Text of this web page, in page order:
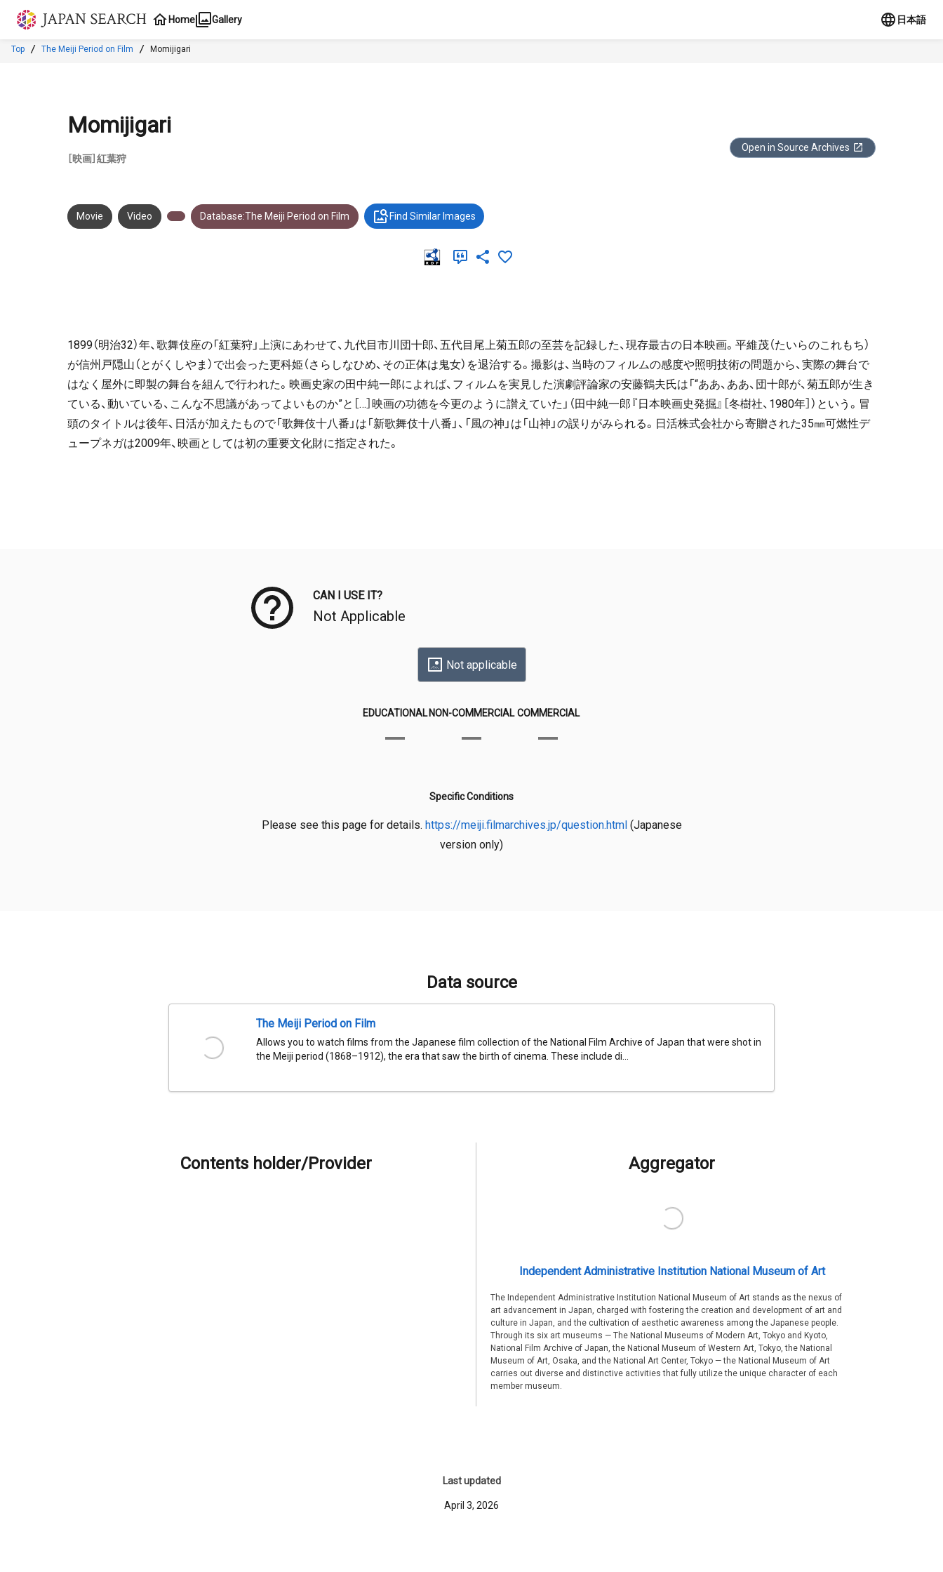
Jump to main content
Home Gallery 日本語
Top The Meiji Period on Film Momijigari
Momijigari
［映画］紅葉狩
Open in Source Archives
Movie Video Database:The Meiji Period on Film Find Similar Images
1899（明治32）年、歌舞伎座の「紅葉狩」上演にあわせて、九代目市川団十郎、五代目尾上菊五郎の至芸を記録した、現存最古の日本映画。平維茂（たいらのこれもち）
が信州戸隠山（とがくしやま）で出会った更科姫（さらしなひめ、その正体は鬼女）を退治する。撮影は、当時のフィルムの感度や照明技術の問題から、実際の舞台で
はなく屋外に即製の舞台を組んで行われた。映画史家の田中純一郎によれば、フィルムを実見した演劇評論家の安藤鶴夫氏は「“ああ、ああ、団十郎が、菊五郎が生き
ている、動いている、こんな不思議があってよいものか”と［…］映画の功徳を今更のように讃えていた」（田中純一郎『日本映画史発掘』［冬樹社、1980年］）という。冒
頭のタイトルは後年、日活が加えたもので「歌舞伎十八番」は「新歌舞伎十八番」、「風の神」は「山神」の誤りがみられる。日活株式会社から寄贈された35㎜可燃性デ
ュープネガは2009年、映画としては初の重要文化財に指定された。
CAN I USE IT?
Not Applicable
Not applicable
EDUCATIONAL NON-COMMERCIAL COMMERCIAL
Specific Conditions
Please see this page for details. https://meiji.filmarchives.jp/question.html(Japanese
version only)
Data source
The Meiji Period on Film
Allows you to watch films from the Japanese film collection of the National Film Archive of Japan that were shot in
the Meiji period (1868–1912), the era that saw the birth of cinema. These include di...
Contents holder/Provider Aggregator
Independent Administrative Institution National Museum of Art
The Independent Administrative Institution National Museum of Art stands as the nexus of
art advancement in Japan, charged with fostering the creation and development of art and
culture in Japan, and the cultivation of aesthetic awareness among the Japanese people.
Through its six art museums — The National Museums of Modern Art, Tokyo and Kyoto,
National Film Archive of Japan, the National Museum of Western Art, Tokyo, the National
Museum of Art, Osaka, and the National Art Center, Tokyo — the National Museum of Art
carries out diverse and distinctive activities that fully utilize the unique character of each
member museum.
Last updated
April 3, 2026